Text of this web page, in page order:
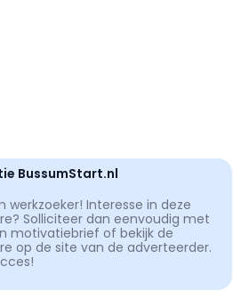
BussumStart.nl
werkzoeker! Interesse in deze
Solliciteer dan eenvoudig met
motivatiebrief of bekijk de
op de site van de adverteerder.